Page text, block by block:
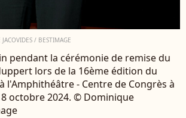
/ BESTIMAGE
pendant la cérémonie de remise du
lors de la 16ème édition du
l'Amphithéâtre - Centre de Congrès à
octobre 2024. © Dominique